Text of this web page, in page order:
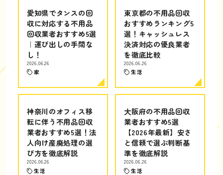
愛知県でタンスの回
収に対応する不用品
回収業者おすすめ5選
｜運び出しの手間な
し！
2026.06.26
家
東京都の不用品回収
おすすめランキング5
選！キャッシュレス
決済対応の優良業者
を徹底比較
2026.06.26
生活
神奈川のオフィス移
転に伴う不用品回収
業者おすすめ5選！法
人向け産廃処理の選
び方を徹底解説
2026.06.26
生活
大阪府の不用品回収
業者おすすめ5選
【2026年最新】安さ
と信頼で選ぶ判断基
準を徹底解説
2026.06.26
生活